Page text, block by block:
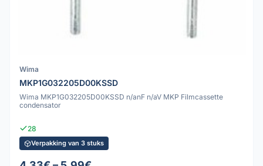
Wima
MKP1G032205D00KSSD
Wima MKP1G032205D00KSSD n/anF n/aV MKP Filmcassette
condensator
28
Verpakking van 3 stuks